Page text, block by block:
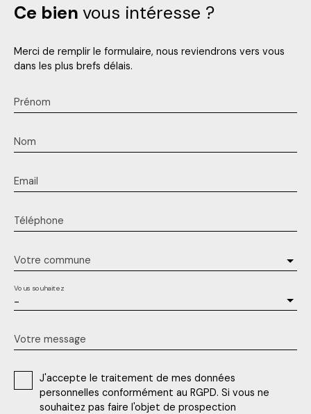
Ce bien vous intéresse ?
Merci de remplir le formulaire, nous reviendrons vers vous
dans les plus brefs délais.
Prénom
Nom
Email
Téléphone
Votre commune
-
Vous souhaitez
Votre message
J'accepte le traitement de mes données
personnelles conformément au RGPD. Si vous ne
souhaitez pas faire l'objet de prospection